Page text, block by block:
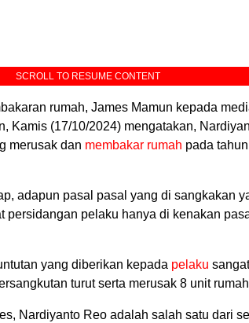
SCROLL TO RESUME CONTENT
rumah, James Mamun kepada
Kamis (17/10/2024) mengatakan,
merusak dan membakar rumah pada
adapun pasal pasal yang di sangkakan
persidangan pelaku hanya di kenakan
yang diberikan kepada pelaku
turut serta merusak 8 unit
Nardiyanto Reo adalah salah satu dari